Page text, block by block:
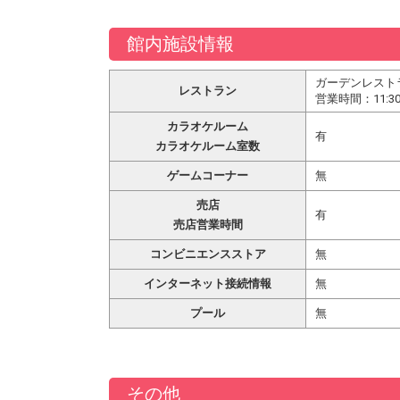
館内施設情報
レストラン
ガーデンレス
営業時間：
カラオケルーム
カラオケルーム室数
有
ゲームコーナー 無
売店
売店営業時間
有
コンビニエンスストア 無
インターネット接続情報 無
プール 無
その他